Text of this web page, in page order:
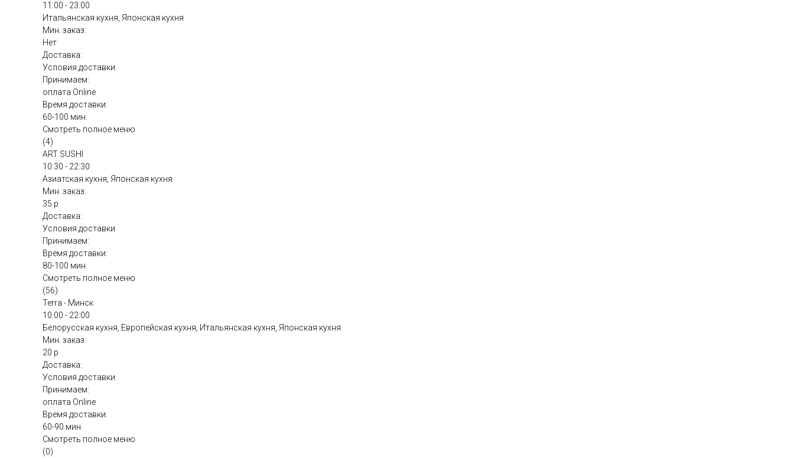
11:00 - 23:00
Итальянская кухня, Японская кухня
Мин. заказ:
Нет
Доставка:
Условия доставки
Принимаем:
оплата Online
Время доставки:
60-100 мин.
Смотреть полное меню
(4)
ART SUSHI
10:30 - 22:30
Азиатская кухня, Японская кухня
Мин. заказ:
35 р
Доставка:
Условия доставки
Принимаем:
Время доставки:
80-100 мин.
Смотреть полное меню
(56)
Terra - Минск
10:00 - 22:00
Белорусская кухня, Европейская кухня, Итальянская кухня, Японская кухня
Мин. заказ:
20 р
Доставка:
Условия доставки
Принимаем:
оплата Online
Время доставки:
60-90 мин.
Смотреть полное меню
(0)